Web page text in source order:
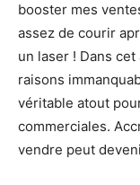
booster mes
assez de courir
un laser ! Dans
raisons
véritable atout
commerciales.
vendre peut